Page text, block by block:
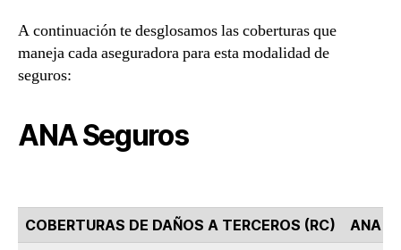
A continuación te desglosamos las coberturas que
maneja cada aseguradora para esta modalidad de
seguros:
ANA Seguros
COBERTURAS DE DAÑOS A TERCEROS (RC)
ANA